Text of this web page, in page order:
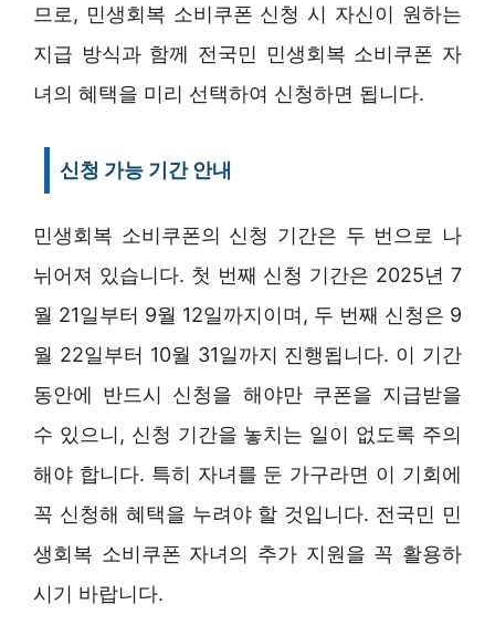
므로, 민생회복 소비쿠폰 신청 시 자신이 원하는
지급 방식과 함께 전국민 민생회복 소비쿠폰 자
녀의 혜택을 미리 선택하여 신청하면 됩니다.
신청 가능 기간 안내
민생회복 소비쿠폰의 신청 기간은 두 번으로 나
뉘어져 있습니다. 첫 번째 신청 기간은 2025년 7
월 21일부터 9월 12일까지이며, 두 번째 신청은 9
월 22일부터 10월 31일까지 진행됩니다. 이 기간
동안에 반드시 신청을 해야만 쿠폰을 지급받을
수 있으니, 신청 기간을 놓치는 일이 없도록 주의
해야 합니다. 특히 자녀를 둔 가구라면 이 기회에
꼭 신청해 혜택을 누려야 할 것입니다. 전국민 민
생회복 소비쿠폰 자녀의 추가 지원을 꼭 활용하
시기 바랍니다.